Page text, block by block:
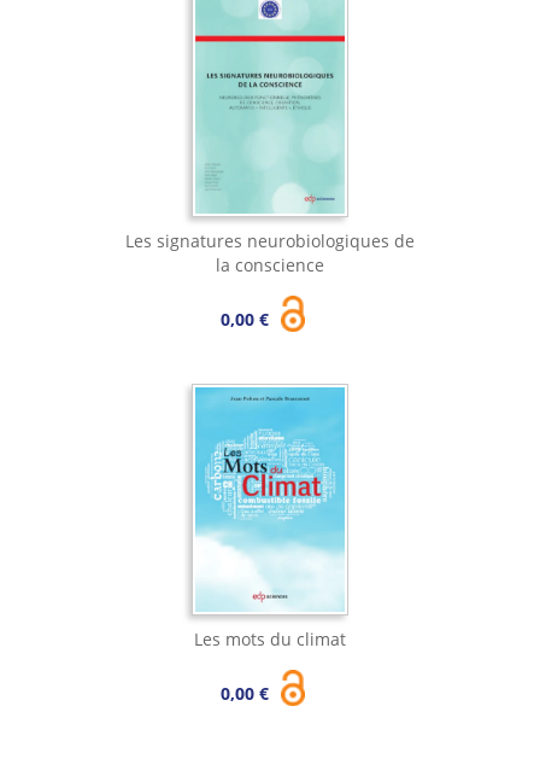
Les signatures neurobiologiques de
la conscience
0,00 €
Les mots du climat
0,00 €